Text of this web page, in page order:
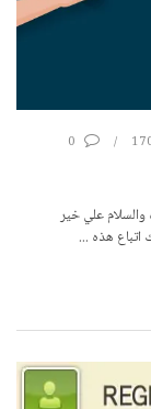
0
والسلام علي خير
هذه ...